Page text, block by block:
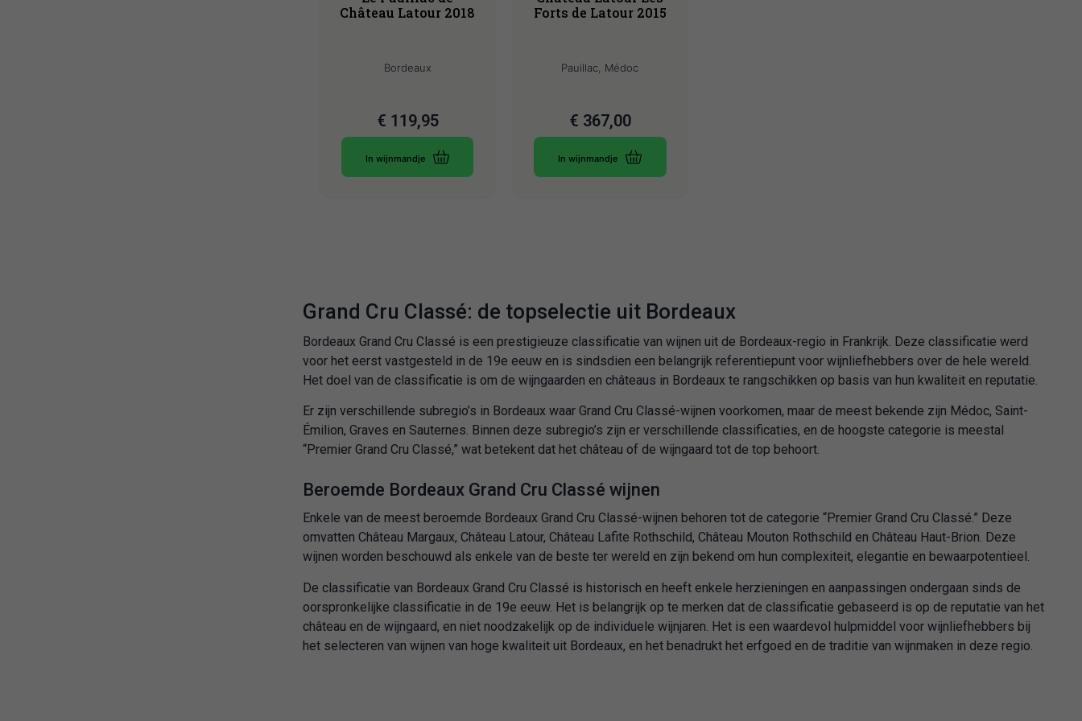
Château Latour 2018
Bordeaux
€ 119,95
In wijnmandje
Forts de Latour 2015
Pauillac, Médoc
€ 367,00
In wijnmandje
Grand Cru Classé: de topselectie uit Bordeaux
Bordeaux Grand Cru Classé is een prestigieuze classificatie van wijnen uit de Bordeaux-regio in Frankrijk. Deze classificatie werd
voor het eerst vastgesteld in de 19e eeuw en is sindsdien een belangrijk referentiepunt voor wijnliefhebbers over de hele wereld.
Het doel van de classificatie is om de wijngaarden en châteaus in Bordeaux te rangschikken op basis van hun kwaliteit en reputatie.
Er zijn verschillende subregio’s in Bordeaux waar Grand Cru Classé-wijnen voorkomen, maar de meest bekende zijn Médoc, Saint-
Émilion, Graves en Sauternes. Binnen deze subregio’s zijn er verschillende classificaties, en de hoogste categorie is meestal
“Premier Grand Cru Classé,” wat betekent dat het château of de wijngaard tot de top behoort.
Beroemde Bordeaux Grand Cru Classé wijnen
Enkele van de meest beroemde Bordeaux Grand Cru Classé-wijnen behoren tot de categorie “Premier Grand Cru Classé.” Deze
omvatten Château Margaux, Château Latour, Château Lafite Rothschild, Château Mouton Rothschild en Château Haut-Brion. Deze
wijnen worden beschouwd als enkele van de beste ter wereld en zijn bekend om hun complexiteit, elegantie en bewaarpotentieel.
De classificatie van Bordeaux Grand Cru Classé is historisch en heeft enkele herzieningen en aanpassingen ondergaan sinds de
oorspronkelijke classificatie in de 19e eeuw. Het is belangrijk op te merken dat de classificatie gebaseerd is op de reputatie van het
château en de wijngaard, en niet noodzakelijk op de individuele wijnjaren. Het is een waardevol hulpmiddel voor wijnliefhebbers bij
het selecteren van wijnen van hoge kwaliteit uit Bordeaux, en het benadrukt het erfgoed en de traditie van wijnmaken in deze regio.